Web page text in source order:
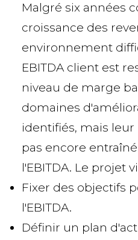
Malgré six années
croissance des
environnement
EBITDA client est
niveau de marge
domaines
identifiés, mais
pas encore
l'EBITDA. Le projet
Fixer des objectifs
l'EBITDA.
Définir un plan